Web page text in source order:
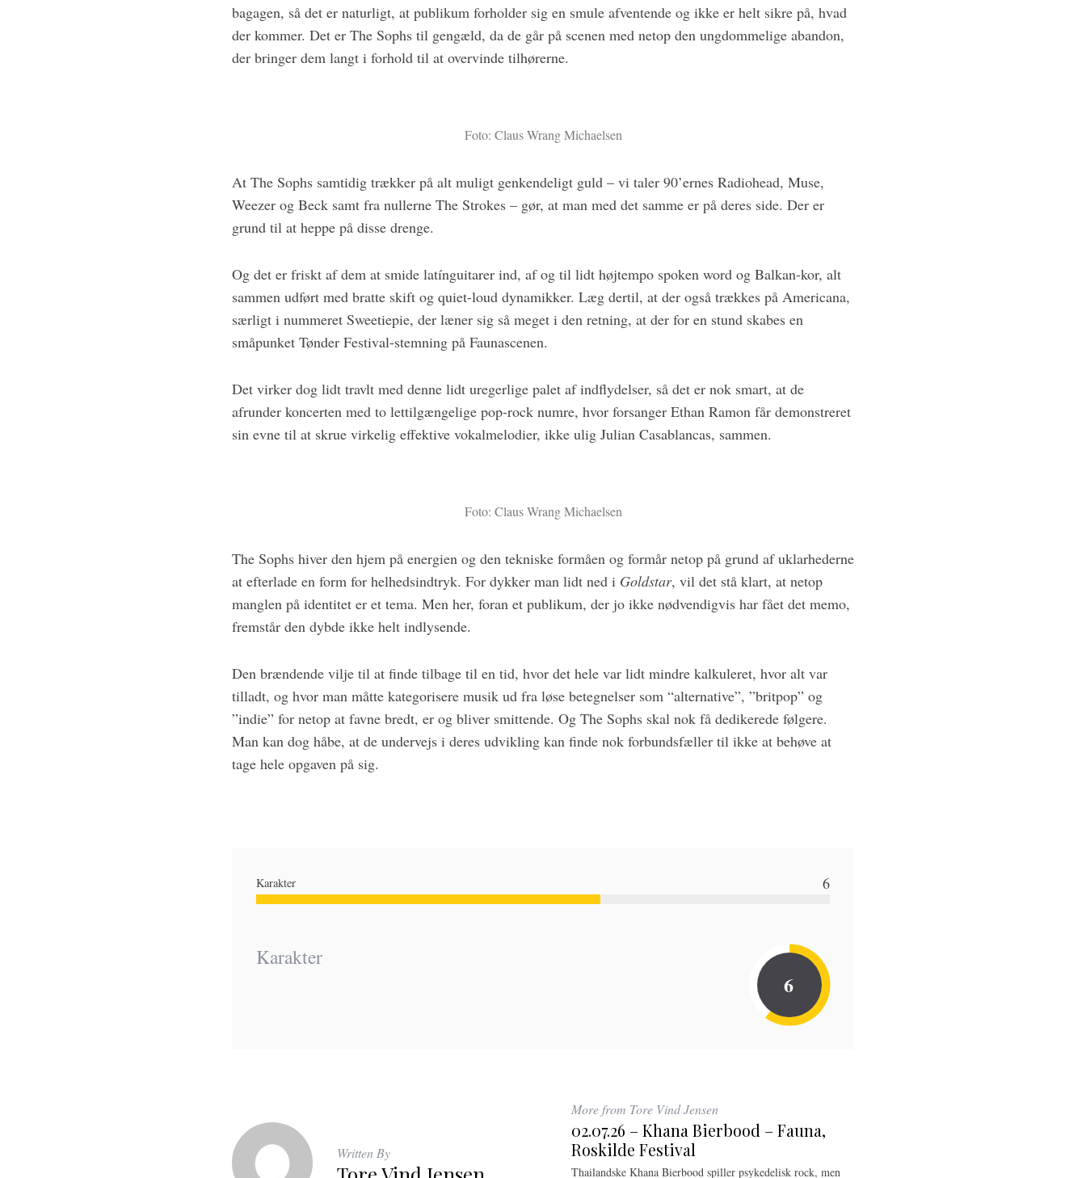
bagagen, så det er naturligt, at publikum forholder sig en smule afventende og ikke er helt sikre på, hvad
der kommer. Det er The Sophs til gengæld, da de går på scenen med netop den ungdommelige abandon,
der bringer dem langt i forhold til at overvinde tilhørerne.
Foto: Claus Wrang Michaelsen
At The Sophs samtidig trækker på alt muligt genkendeligt guld – vi taler 90’ernes Radiohead, Muse,
Weezer og Beck samt fra nullerne The Strokes – gør, at man med det samme er på deres side. Der er
grund til at heppe på disse drenge.
Og det er friskt af dem at smide latínguitarer ind, af og til lidt højtempo spoken word og Balkan-kor, alt
sammen udført med bratte skift og quiet-loud dynamikker. Læg dertil, at der også trækkes på Americana,
særligt i nummeret Sweetiepie, der læner sig så meget i den retning, at der for en stund skabes en
småpunket Tønder Festival-stemning på Faunascenen.
Det virker dog lidt travlt med denne lidt uregerlige palet af indflydelser, så det er nok smart, at de
afrunder koncerten med to lettilgængelige pop-rock numre, hvor forsanger Ethan Ramon får demonstreret
sin evne til at skrue virkelig effektive vokalmelodier, ikke ulig Julian Casablancas, sammen.
Foto: Claus Wrang Michaelsen
The Sophs hiver den hjem på energien og den tekniske formåen og formår netop på grund af uklarhederne
at efterlade en form for helhedsindtryk. For dykker man lidt ned i Goldstar, vil det stå klart, at netop
manglen på identitet er et tema. Men her, foran et publikum, der jo ikke nødvendigvis har fået det memo,
fremstår den dybde ikke helt indlysende.
Den brændende vilje til at finde tilbage til en tid, hvor det hele var lidt mindre kalkuleret, hvor alt var
tilladt, og hvor man måtte kategorisere musik ud fra løse betegnelser som “alternative”, ”britpop” og
”indie” for netop at favne bredt, er og bliver smittende. Og The Sophs skal nok få dedikerede følgere.
Man kan dog håbe, at de undervejs i deres udvikling kan finde nok forbundsfæller til ikke at behøve at
tage hele opgaven på sig.
Karakter 6
Karakter
6
Written By
More from Tore Vind Jensen
02.07.26 – Khana Bierbood – Fauna,
Roskilde Festival
Thailandske Khana Bierbood spiller psykedelisk rock, men